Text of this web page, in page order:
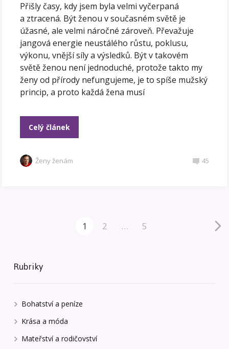
Přišly časy, kdy jsem byla velmi vyčerpaná
a ztracená. Být ženou v současném světě je
úžasné, ale velmi náročné zároveň. Převažuje
jangová energie neustálého růstu, poklusu,
výkonu, vnější síly a výsledků. Být v takovém
světě ženou není jednoduché, protože takto my
ženy od přírody nefungujeme, je to spíše mužský
princip, a proto každá žena musí
Celý článek
Ženy ženám 45
1 2 … 5
Rubriky
Bohatství a peníze
Krása a móda
Mateřství a rodičovství